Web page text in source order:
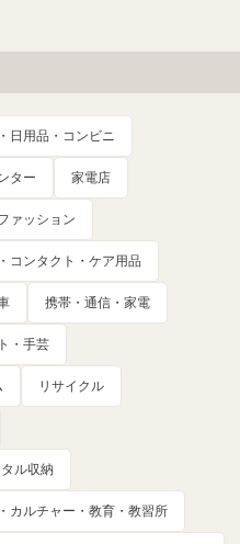
日用品・コンビニ
ター 家電店
ァッション
コンタクト・ケア用品
携帯・通信・家電
・手芸
リサイクル
ル収納
カルチャー・教育・教習所